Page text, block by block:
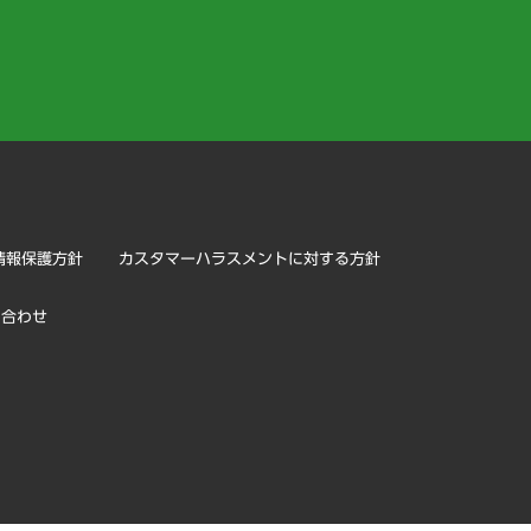
報保護方針 カスタマーハラスメントに対する方針
わせ